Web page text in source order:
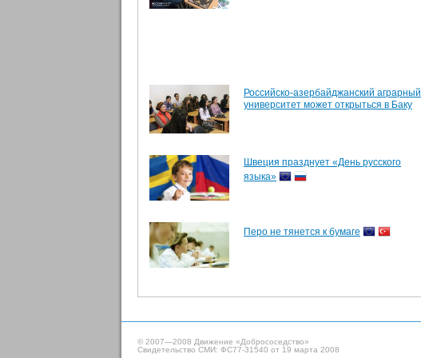
Российско-азербайджанский аграрный
университет может открыться в Баку
Швеция празднует «День русского
языка»
Перо не тянется к бумаге
© 2007—2008 Движение «Добрососедство»
Свидетельство СМИ: ФС77-31540 от 19 марта 2008